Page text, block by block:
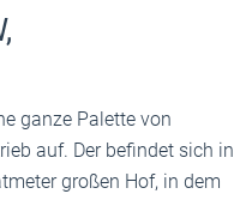
ganze Palette von
auf. Der befindet sich in
großen Hof, in dem